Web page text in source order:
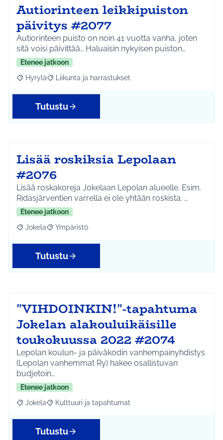
Autiorinteen leikkipuiston
päivitys #2077
Autiorinteen puisto on noin 41 vuotta vanha, joten
sitä voisi päivittää… Haluaisin nykyisen puiston…
Etenee jatkoon
Rajaa tulokset aihepiirin mukaan: Hyrylä
Hyrylä Rajaa tulokset teeman mukaan: Liikunta ja
Liikunta ja harrastukset
Tutustu
Lisää roskiksia Lepolaan
#2076
Lisää roskakoreja Jokelaan Lepolan alueelle. Esim.
Ridasjärventien varrella ei ole yhtään roskista. …
Etenee jatkoon
Rajaa tulokset aihepiirin mukaan: Jokela
Jokela Rajaa tulokset teeman mukaan: Ympäristö
Ympäristö
Tutustu
"VIHDOINKIN!"-tapahtuma
Jokelan alakouluikäisille
toukokuussa 2022 #2074
Lepolan koulun- ja päiväkodin vanhempainyhdistys
(Lepolan vanhemmat Ry) hakee osallistuvan
budjetoin…
Etenee jatkoon
Rajaa tulokset aihepiirin mukaan: Jokela
Jokela Rajaa tulokset teeman mukaan: Kulttuuri ja
Kulttuuri ja tapahtumat
Tutustu